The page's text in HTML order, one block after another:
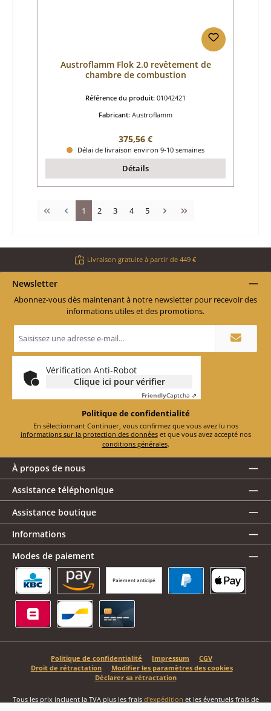
Austroflamm Flok 2.0 revêtement de
chambre de combustion
Référence du produit: 01042421
Fabricant: Austroflamm
Prix régulier :
375,56 €
Délai de livraison environ 9-10 semaines
Détails
Page
1 Page
2 Page
3 Page
4 Page
5
Livraison gratuite à partir de 449 €
Newsletter
Abonnez-vous dès maintenant à notre newsletter pour recevoir des
informations utiles et des promotions.
Adresse
e-
*
Vérification Anti-Robot
Clique ici pour vérifier
FriendlyCaptcha ⇗
Politique de confidentialité
En sélectionnant Continuer, vous confirmez que vous avez lu nos
informations sur la protection des données
et que vous avez accepté nos
conditions générales.
À propos de nous
Assistance téléphonique
Assistance boutique
Informations
Modes de paiement
Paiement anticipé
KBC/CBC Payment Button
Amazon Pay
Politique de confidentialité Impressum
CGV
Droit de rétractation
Modifier les paramètres des cookies
Déclarer sa rétractation
Tous les prix incluent la TVA plus les frais d'expédition et les éventuels frais de